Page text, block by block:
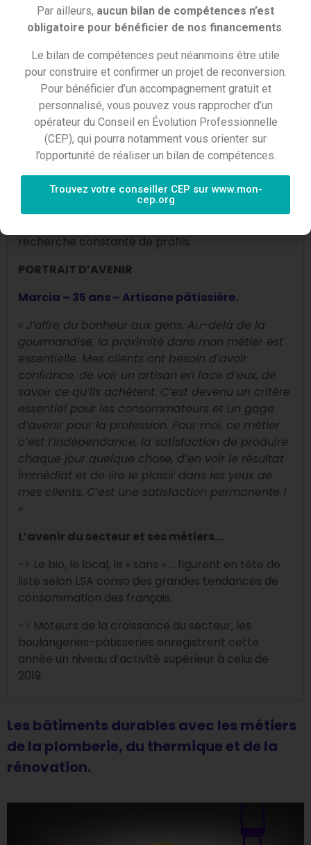
du bien-manger : bon et sain. C’est l’avenir !
En savoir plus
C’est-à-dire…
Si la crise sanitaire a modifié les méthodes
d’achat, elle a également conforté la tendance
de la recherche de convivialité, de circuit court, de
« sens » donné à la consommation. Durant les
confinements, les Français ont (re)découvert les
petits commerces et leurs quartiers…
recherche constante de profils.
PORTRAIT D’AVENIR
Marcia – 35 ans – Artisane pâtissière.
« J’offre du bonheur aux gens. Au-delà de la
gourmandise, la proximité dans mon métier est
essentielle. Mes clients ont besoin d’avoir
confiance, de voir un artisan en face d’eux, de
savoir ce qu’ils achètent. C’est devenu un critère
essentiel pour les consommateurs et un gage
d’avenir pour la profession. Pour moi, ce métier
c’est l’indépendance, la satisfaction de produire
chaque jour quelque chose, d’en voir le résultat
immédiat et de lire le plaisir dans les yeux de
mes clients. C’est une satisfaction permanente !
»
L’avenir du secteur et ses métiers…
-> Le bio, le local, le « sans » … figurent en tête de
liste selon LSA conso des grandes tendances de
consommation des français.
-> Moteurs de la croissance du secteur, les
boulangeries-pâtisseries enregistrent cette
année un niveau d’activité supérieur à celui de
2019
Les bâtiments durables avec les métiers
de la plomberie, du thermique et de la
rénovation.
Par ailleurs, aucun bilan de compétences n’est
obligatoire pour bénéficier de nos financements
Le bilan de compétences peut néanmoins être utile
pour construire et confirmer un projet de reconversion.
Pour bénéficier d’un accompagnement gratuit et
personnalisé, vous pouvez vous rapprocher d’un
opérateur du Conseil en Évolution Professionnelle
(CEP), qui pourra notamment vous orienter sur
l’opportunité de réaliser un bilan de compétences.
Trouvez votre conseiller CEP sur www.mon-
cep.org